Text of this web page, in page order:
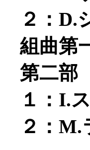
２：
組曲第
第二部
１：I.
２：